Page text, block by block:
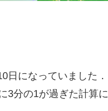
日になっていました．
3分の1が過ぎた計算